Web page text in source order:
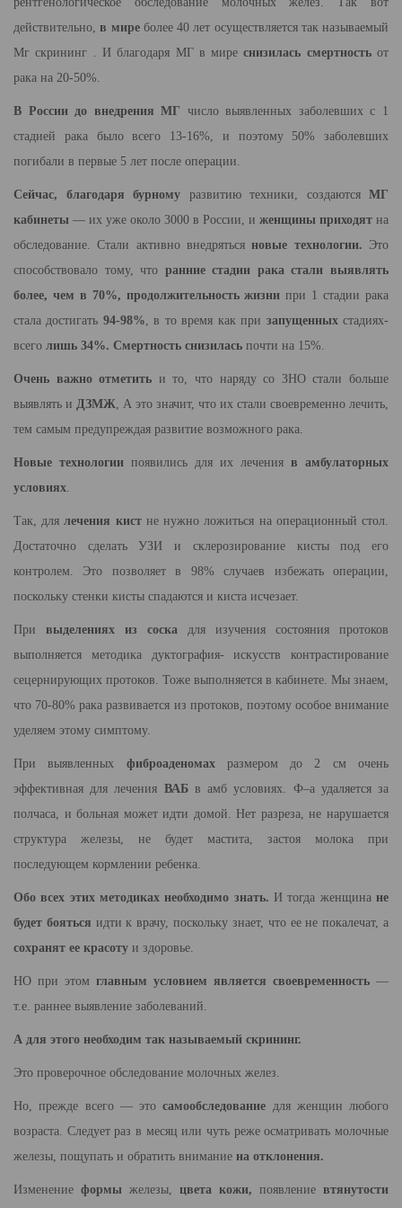
действительно,в миреболее 40 лет осуществляется так называемый
Мг скрининг . И благодаря МГ в миреснизилась смертностьот
рака на 20-50%.
В России до внедрения МГ число выявленных заболевших с 1
стадией рака было всего 13-16%, и поэтому 50% заболевших
погибали в первые 5 лет после операции.
Сейчас, благодаря бурному развитию техники, создаются МГ
кабинеты — их уже около 3000 в России, и женщины приходят на
обследование. Стали активно внедрятьсяновые технологии. Это
способствовало тому, что ранние стадии рака стали выявлять
более, чем в 70%, продолжительность жизни при 1 стадии рака
стала достигать 94-98% , в то время как при запущенныхстадиях-
всего лишь 34%. Смертность снизилась почти на 15%.
Очень важно отметить и то, что наряду со ЗНО стали больше
выявлять и ДЗМЖ , А это значит, что их стали своевременно лечить,
тем самым предупреждая развитие возможного рака.
Новые технологии появились для их лечения в амбулаторных
условиях
Так, длялечения кистне нужно ложиться на операционный стол.
Достаточно сделать УЗИ и склерозирование кисты под его
контролем. Это позволяет в 98% случаев избежать операции,
поскольку стенки кисты спадаются и киста исчезает.
При выделениях из соска для изучения состояния протоков
выполняется методика дуктография- искусств контрастирование
сецернирующих протоков. Тоже выполняется в кабинете. Мы знаем,
что 70-80% рака развивается из протоков, поэтому особое внимание
уделяем этому симптому.
При выявленных фиброаденомахразмером до 2 см очень
эффективная для лечения ВАБв амб условиях. Ф–а удаляется за
полчаса, и больная может идти домой. Нет разреза, не нарушается
структура железы, не будет мастита, застоя молока при
последующем кормлении ребенка.
Обо всех этих методиках необходимо знать. И тогда женщинане
будет бояться идти к врачу, поскольку знает, что ее не покалечат, а
сохранят ее красоту и здоровье.
НО при этом главным условием является своевременность —
т.е. раннее выявление заболеваний.
А для этого необходим так называемый скрининг.
Это проверочное обследование молочных желез.
Но, прежде всего — этосамообследование для женщин любого
возраста. Следует раз в месяц или чуть реже осматривать молочные
железы, пощупать и обратить внимание на отклонения.
Изменение формы железы, цвета кожи, появление втянутости